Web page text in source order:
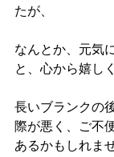
たが、
なんとか、元気
と、心から嬉し
長いブランクの
際が悪く、ご不
あるかもしれま